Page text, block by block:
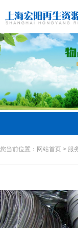
您当前位置：网站首页 > 服